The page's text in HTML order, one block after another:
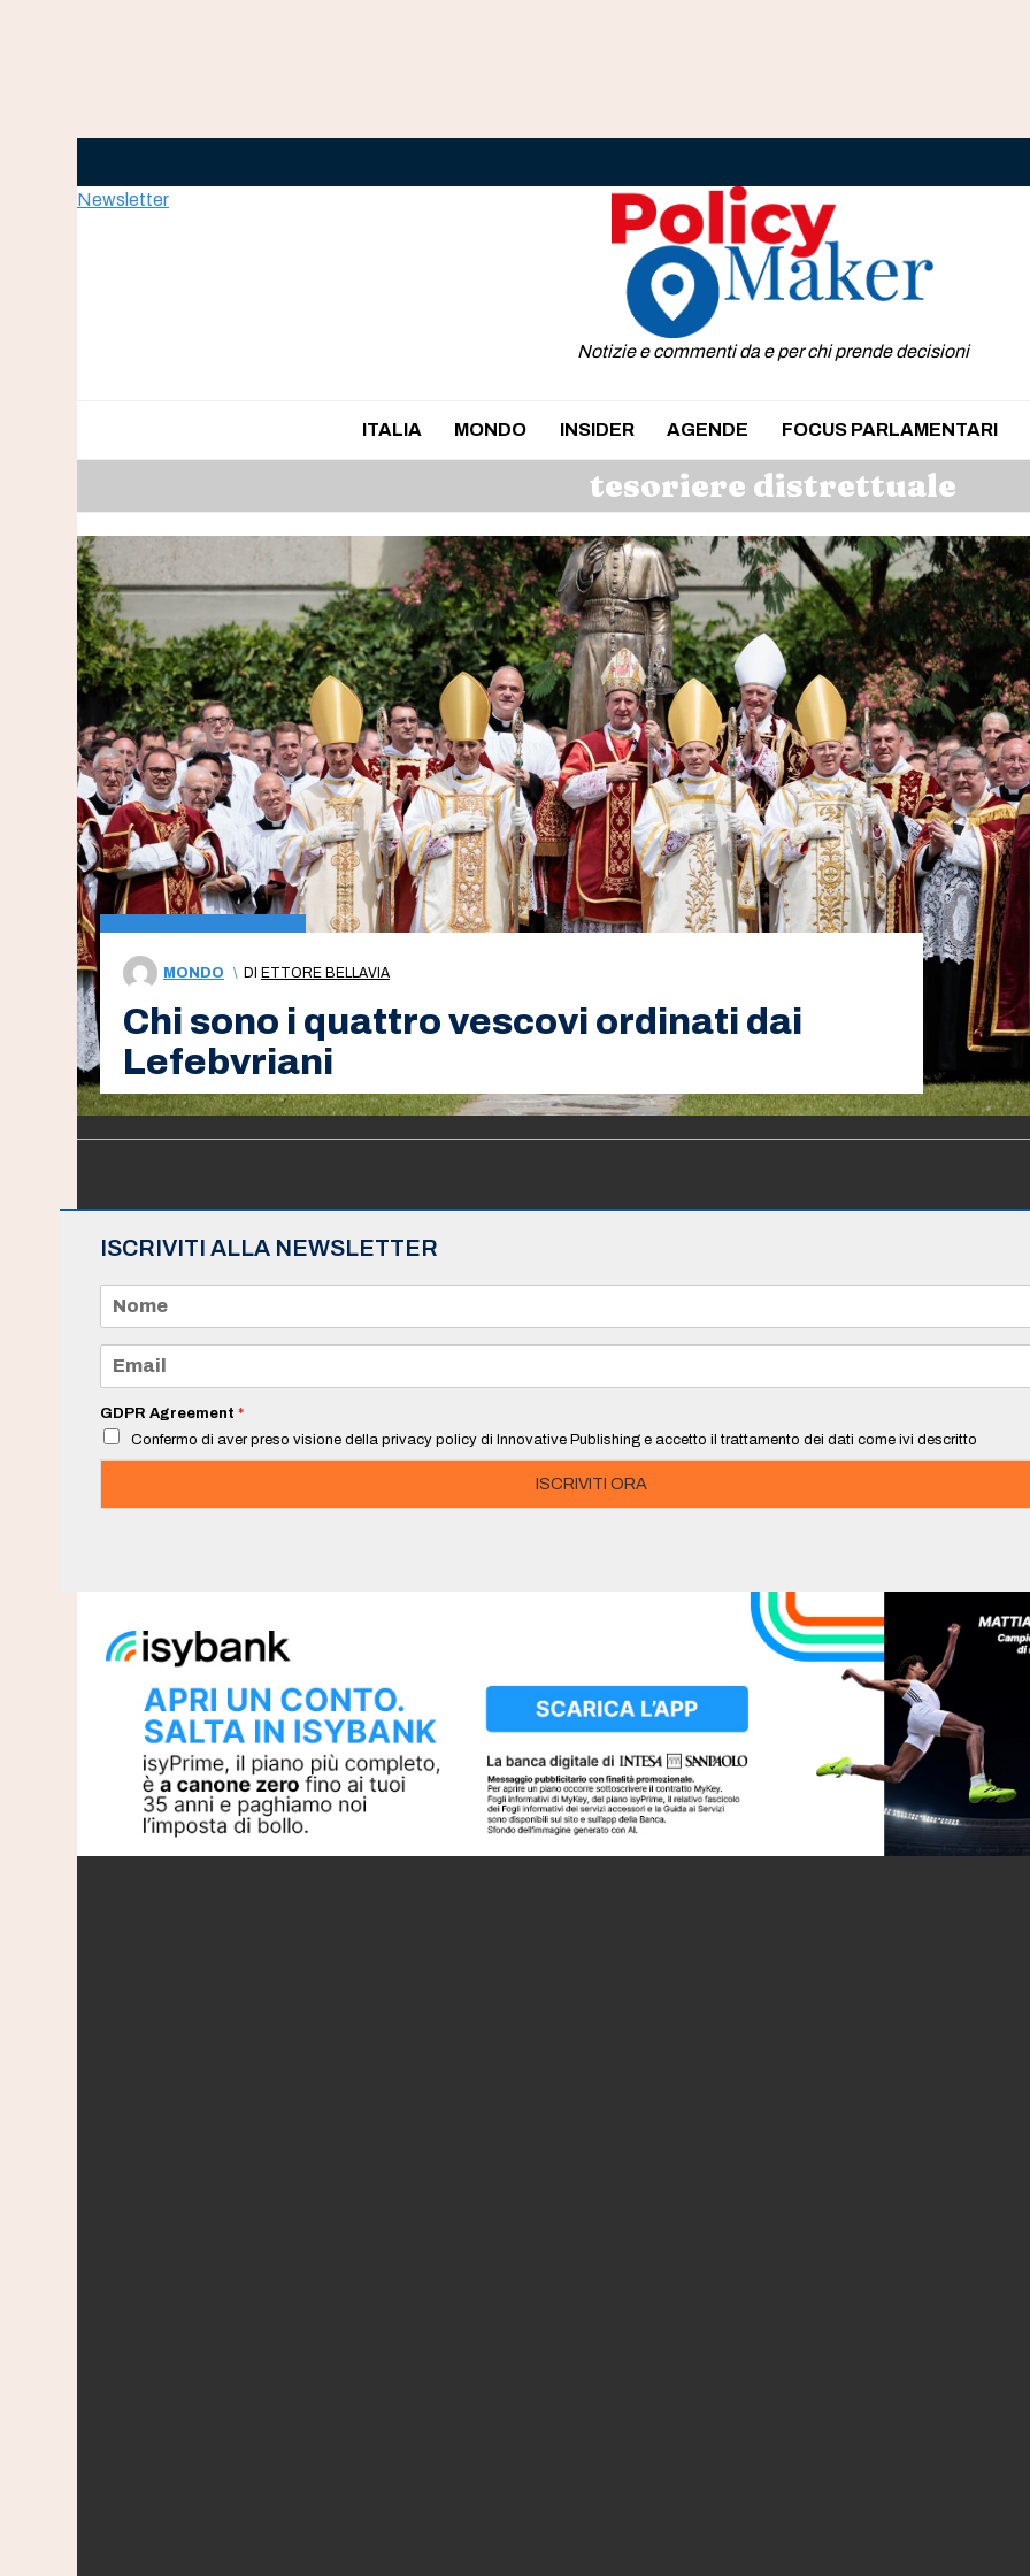
Newsletter
Notizie e commenti da e per chi prende decisioni
ITALIA MONDO INSIDER AGENDE FOCUS PARLAMENTARI
tesoriere distrettuale
MONDO \ DI ETTORE BELLAVIA
Chi sono i quattro vescovi ordinati dai
Lefebvriani
ISCRIVITI ALLA NEWSLETTER
m
e
a
i
*
GDPR Agreement *
Confermo di aver preso visione della privacy policy di Innovative Publishing e accetto il trattamento dei dati come ivi descritto
ISCRIVITI ORA